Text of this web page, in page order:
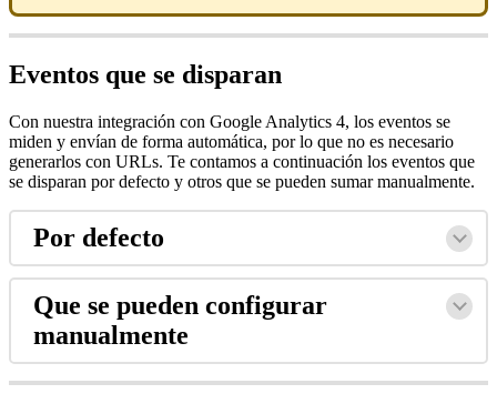
Eventos que se disparan
Con nuestra integración con Google Analytics 4, los eventos se
miden y envían de forma automática, por lo que no es necesario
generarlos con URLs. Te contamos a continuación los eventos que
se disparan por defecto y otros que se pueden sumar manualmente.
Por defecto
Que se pueden configurar
manualmente